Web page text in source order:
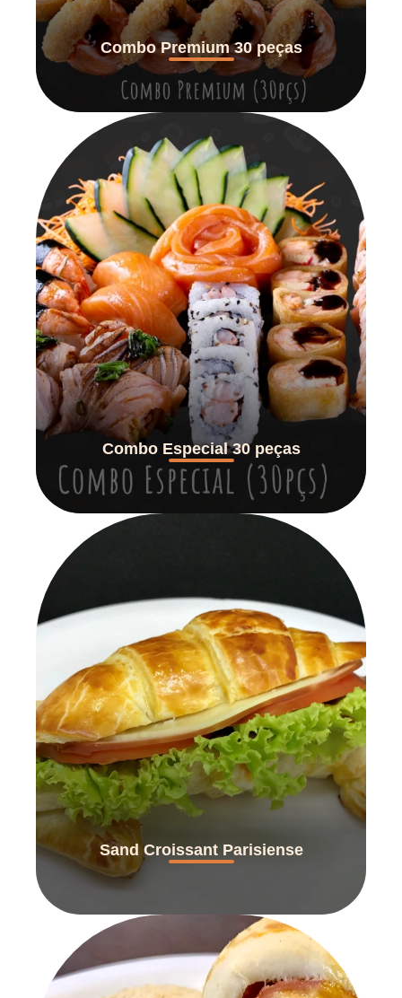
Combo Premium 30 peças
Combo Especial 30 peças
Sand Croissant Parisiense